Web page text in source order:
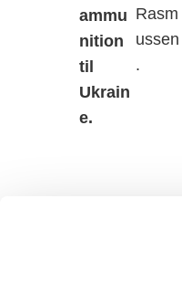
ammu
nition
til
Ukrain
e.
Rasm
ussen
.